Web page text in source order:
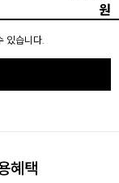
원
있습니다.
혜택